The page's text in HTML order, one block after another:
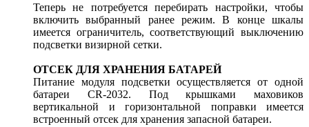
Теперь не потребуется перебирать настройки, чтобы
включить выбранный ранее режим. В конце шкалы
имеется ограничитель, соответствующий выключению
подсветки визирной сетки.
ОТСЕК ДЛЯ ХРАНЕНИЯ БАТАРЕЙ
Питание модуля подсветки осуществляется от одной
батареи CR-2032. Под крышками маховиков
вертикальной и горизонтальной поправки имеется
встроенный отсек для хранения запасной батареи.